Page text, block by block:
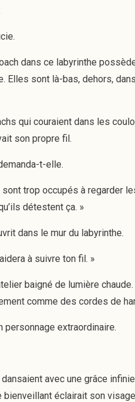
dans ce labyrinthe
Elles sont là-bas, dehors,
qui couraient dans les
son propre fil.
t-elle.
trop occupés à regarder
détestent ça. »
dans le mur du labyrinthe.
à suivre ton fil. »
baigné de lumière
comme des cordes de
personnage extraordinaire.
avec une grâce
bienveillant éclairait son